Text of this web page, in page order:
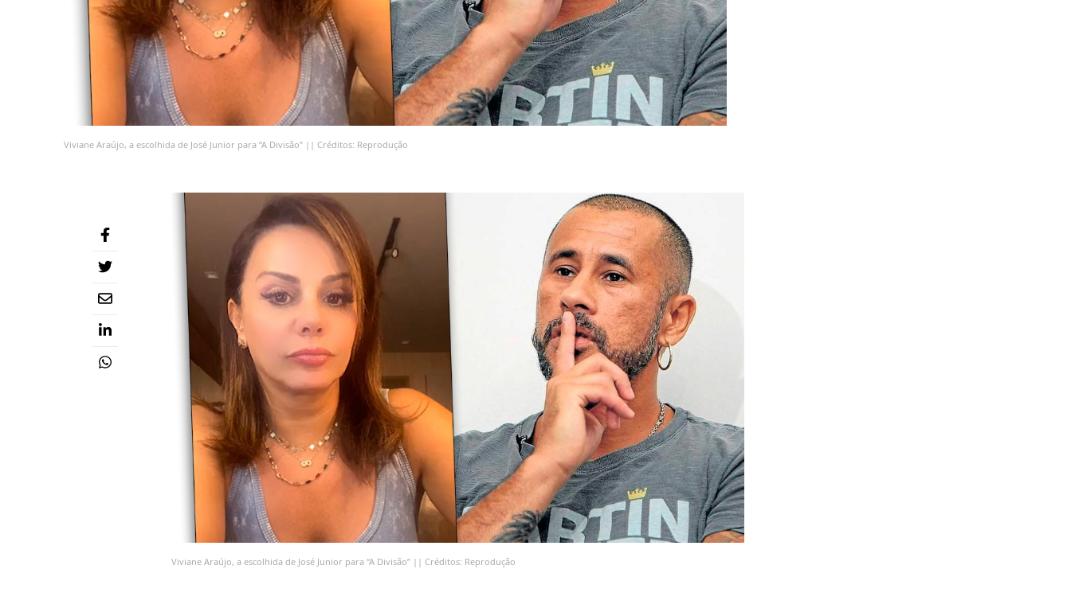
Viviane Araújo, a escolhida de José Junior para “A Divisão” || Créditos: Reprodução
Viviane Araújo, a escolhida de José Junior para “A Divisão” || Créditos: Reprodução